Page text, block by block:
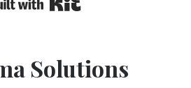
Solutions